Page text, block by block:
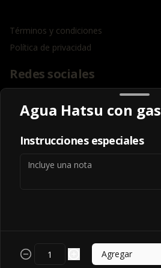
Términos y condiciones
Política de privacidad
Redes sociales
Facebook
Mi cuenta
Agua Hatsu con gas
Instrucciones especiales
Agregar